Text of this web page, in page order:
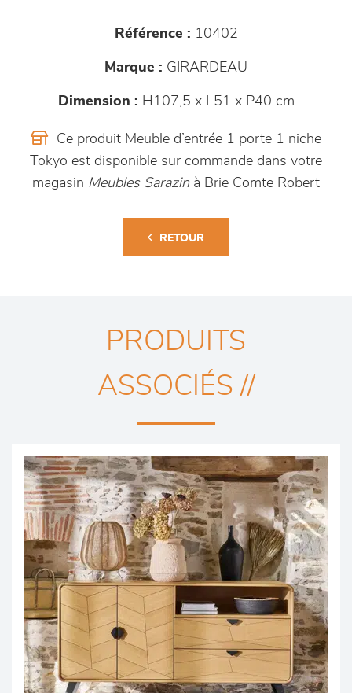
Référence : 10402
Marque : GIRARDEAU
Dimension : H107,5 x L51 x P40 cm
Ce produit Meuble d’entrée 1 porte 1 niche
Tokyo est disponible sur commande dans votre
magasin Meubles Sarazinà Brie Comte Robert
RETOUR
PRODUITS
ASSOCIÉS //